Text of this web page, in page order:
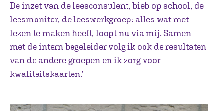
De inzet van de leesconsulent, bieb op school, de
leesmonitor, de leeswerkgroep: alles wat met
lezen te maken heeft, loopt nu via mij. Samen
met de intern begeleider volg ik ook de resultaten
van de andere groepen en ik zorg voor
kwaliteitskaarten.’